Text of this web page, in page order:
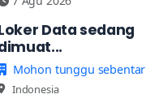
Data sedang
Mohon tunggu sebentar
Indonesia